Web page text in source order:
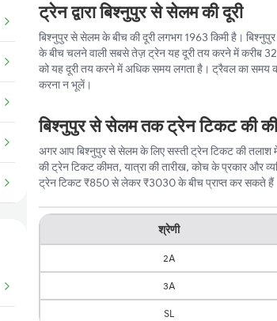
ट्रेन द्वारा बिश्नुपुर से सेलम की दूरी
बिश्नुपुर से सेलम के बीच की दूरी लगभग 1963 किमी है।
के बीच चलने वाली सबसे तेज़ ट्रेन यह दूरी तय करने में करीब
को यह दूरी तय करने में अधिक समय लगता है। ट्रैवल का
करना न भूलें।
बिश्नुपुर से सेलम तक ट्रेन टिकट की
अगर आप बिश्नुपुर से सेलम के लिए सस्ती ट्रेन टिकट की
की ट्रेन टिकट कीमत, यात्रा की तारीख, कोच के प्रकार और
ट्रेन टिकट ₹850 से लेकर ₹3030 के बीच प्राप्त कर सकते हैं।
श्रेणी
2A
3A
SL